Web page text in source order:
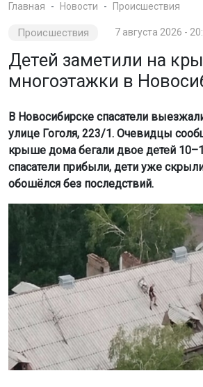
Главная Новости Происшествия
Происшествия 7 августа 2026 -
Детей заметили на
многоэтажки в
В Новосибирске спасатели
улице Гоголя, 223/1. Очевидцы
крыше дома бегали двое детей
спасатели прибыли, дети уже
обошёлся без последствий.